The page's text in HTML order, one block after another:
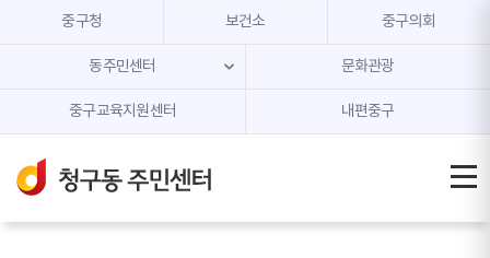
본문 내용 바로가기
주메뉴 바로가기
중구청 보건소 중구의회
동주민센터 문화관광
중구교육지원센터 내편중구